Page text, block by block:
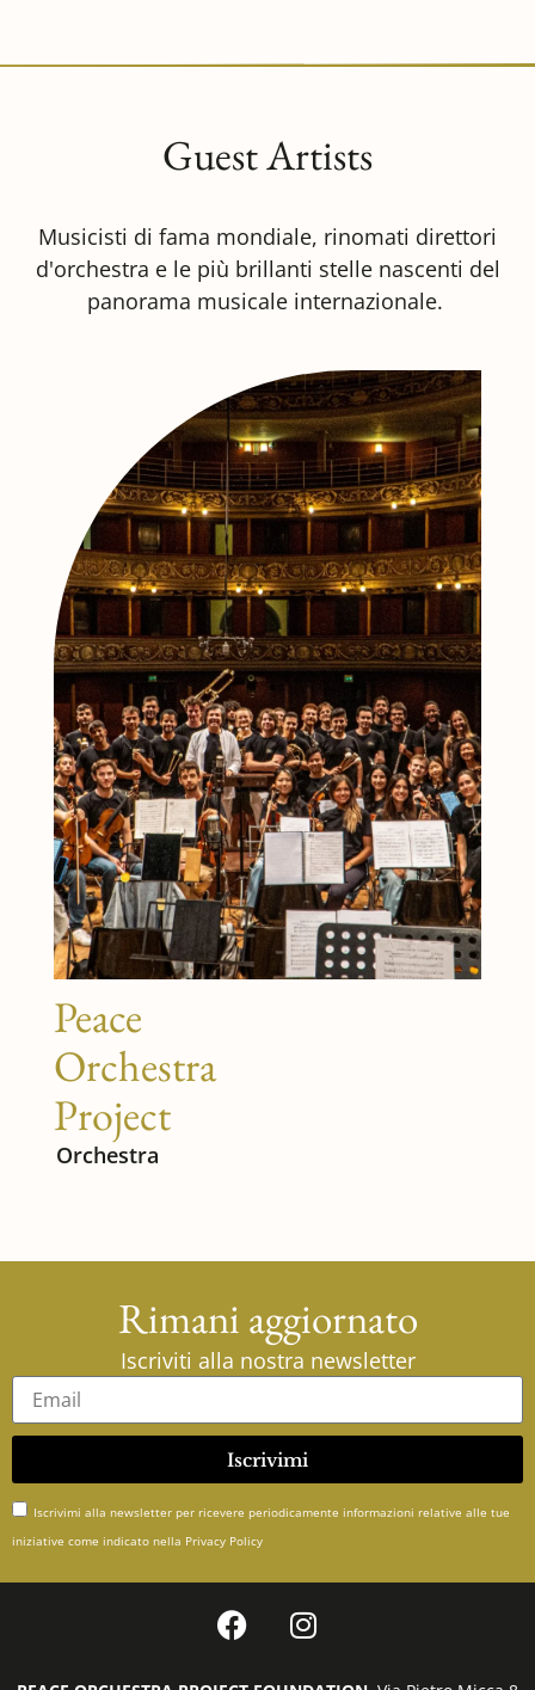
Guest Artists
Musicisti di fama mondiale, rinomati direttori
d'orchestra e le più brillanti stelle nascenti del
panorama musicale internazionale.
Peace
Orchestra
Project
Orchestra
Rimani aggiornato
Iscriviti alla nostra newsletter
Iscrivimi alla newsletter per ricevere periodicamente informazioni relative alle tue
iniziative come indicato nella Privacy Policy
Iscrivimi